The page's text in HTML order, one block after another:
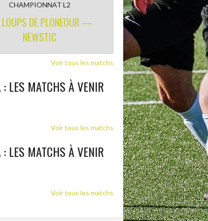
CHAMPIONNAT L2
LOUPS DE PLONEOUR —
NEWSTIC
Voir tous les matchs
: LES MATCHS À VENIR
Voir tous les matchs
: LES MATCHS À VENIR
Voir tous les matchs